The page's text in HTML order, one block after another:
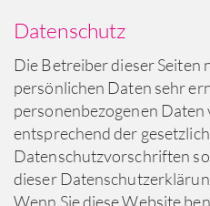
Datenschutz
Die Betreiber dieser Seiten
persönlichen Daten sehr
personenbezogenen
entsprechend der
Datenschutzvorschriften
dieser
Wenn Sie diese Website